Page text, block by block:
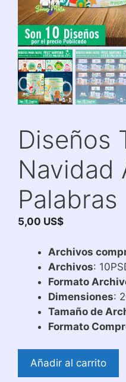
Diseños
Navidad
Palabras
5,00 US$
Archivos
Archivos:
Formato
Dimensiones:
Tamaño de
Formato
Diseños
Tazas
Añadir al carrito